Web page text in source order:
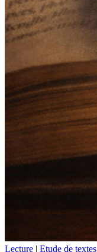
Lecture | Etude de textes